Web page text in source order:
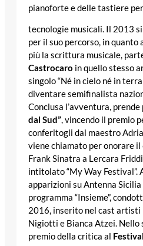
pianoforte e delle tastiere
tecnologie musicali. Il 2013
per il suo percorso, in quanto
più la scrittura musicale,
Castrocaro in quello stesso
singolo “Né in cielo né in terra
diventare semifinalista
Conclusa l’avventura, prende
dal Sud”, vincendo il premio
conferitogli dal maestro
viene chiamato per onorare
Frank Sinatra a Lercara
intitolato “My Way Festival”.
apparizioni su Antenna
programma “Insieme”,
2016, inserito nel cast artisti
Nigiotti e Bianca Atzei. Nello
premio della critica al